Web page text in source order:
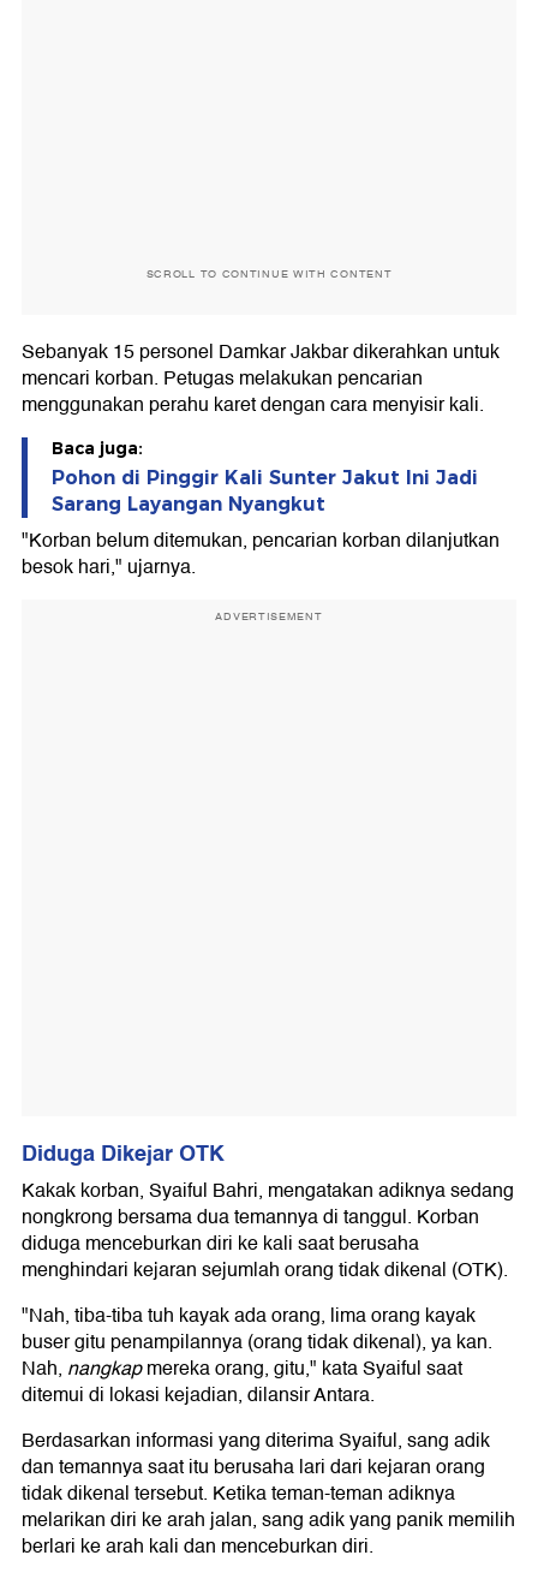
SCROLL TO CONTINUE WITH CONTENT
Sebanyak 15 personel Damkar Jakbar dikerahkan untuk
mencari korban. Petugas melakukan pencarian
menggunakan perahu karet dengan cara menyisir kali.
Baca juga:
Pohon di Pinggir Kali Sunter Jakut Ini Jadi
Sarang Layangan Nyangkut
"Korban belum ditemukan, pencarian korban dilanjutkan
besok hari," ujarnya.
ADVERTISEMENT
Diduga Dikejar OTK
Kakak korban, Syaiful Bahri, mengatakan adiknya sedang
nongkrong bersama dua temannya di tanggul. Korban
diduga menceburkan diri ke kali saat berusaha
menghindari kejaran sejumlah orang tidak dikenal (OTK).
"Nah, tiba-tiba tuh kayak ada orang, lima orang kayak
buser gitu penampilannya (orang tidak dikenal), ya kan.
Nah, nangkapmereka orang, gitu," kata Syaiful saat
ditemui di lokasi kejadian, dilansir Antara.
Berdasarkan informasi yang diterima Syaiful, sang adik
dan temannya saat itu berusaha lari dari kejaran orang
tidak dikenal tersebut. Ketika teman-teman adiknya
melarikan diri ke arah jalan, sang adik yang panik memilih
berlari ke arah kali dan menceburkan diri.